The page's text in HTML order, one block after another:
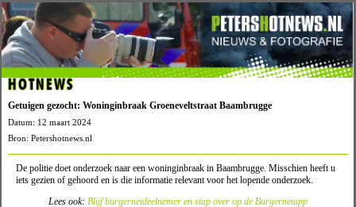
HOTNEWS
Getuigen gezocht: Woninginbraak Groeneveltstraat Baambrugge
Datum: 12 maart 2024
Bron: Petershotnews.nl
De politie doet onderzoek naar een woninginbraak in Baambrugge. Misschien heeft u
iets gezien of gehoord en is die informatie relevant voor het lopende onderzoek.
Lees ook: Blijf burgernetdeelnemer en stap over op de Burgernetapp